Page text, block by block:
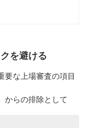
を考えるとともに、チ
を避ける
要な上場審査の項目
からの排除として